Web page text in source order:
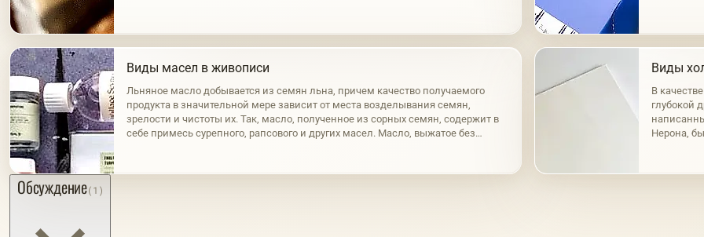
Виды масел в живописи
Льняное масло добывается из семян льна, причем качество получаемого
продукта в значительной мере зависит от места возделывания семян,
зрелости и чистоты их. Так, масло, полученное из сорных семян, содержит в
себе примесь сурепного, рапсового и других масел. Масло, выжатое без
Виды
В
глубокой
Нерона,
Обсуждение(1)